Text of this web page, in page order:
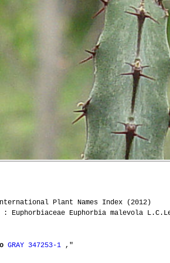
Plant Names Index (2012)
: Euphorbiaceae Euphorbia malevola
GRAY 347253-1 ,"